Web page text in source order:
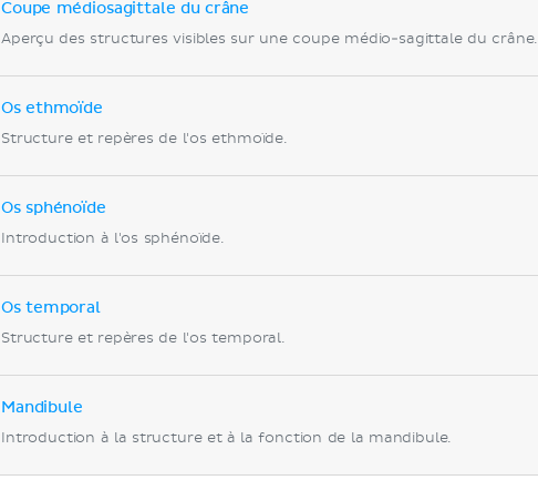
Coupe médiosagittale du crâne
Aperçu des structures visibles sur une coupe médio-sagittale du crâne.
Os ethmoïde
Structure et repères de l'os ethmoïde.
Os sphénoïde
Introduction à l'os sphénoïde.
Os temporal
Structure et repères de l'os temporal.
Mandibule
Introduction à la structure et à la fonction de la mandibule.